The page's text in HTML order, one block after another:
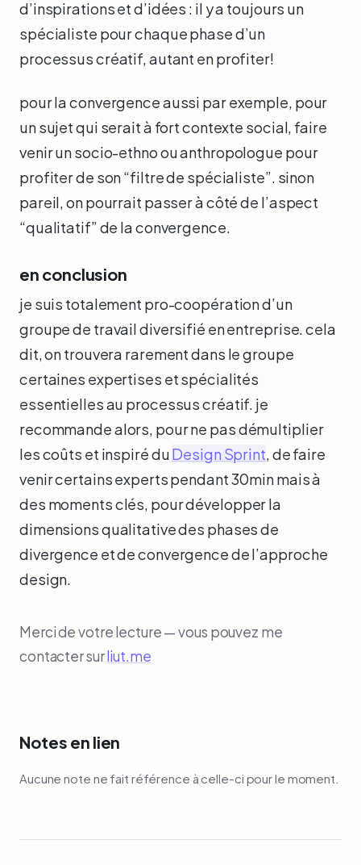
d’inspirations et d’idées : il y a toujours un
spécialiste pour chaque phase d’un
processus créatif, autant en profiter!
pour la convergence aussi par exemple, pour
un sujet qui serait à fort contexte social, faire
venir un socio-ethno ou anthropologue pour
profiter de son “filtre de spécialiste”. sinon
pareil, on pourrait passer à côté de l’aspect
“qualitatif” de la convergence.
en conclusion
je suis totalement pro-coopération d’un
groupe de travail diversifié en entreprise. cela
dit, on trouvera rarement dans le groupe
certaines expertises et spécialités
essentielles au processus créatif. je
recommande alors, pour ne pas démultiplier
les coûts et inspiré duDesign Sprint, de faire
venir certains experts pendant 30min mais à
des moments clés, pour développer la
dimensions qualitative des phases de
divergence et de convergence de l’approche
design.
Merci de votre lecture — vous pouvez me
contacter surliut.me
Notes en lien
Aucune note ne fait référence à celle-ci pour le moment.